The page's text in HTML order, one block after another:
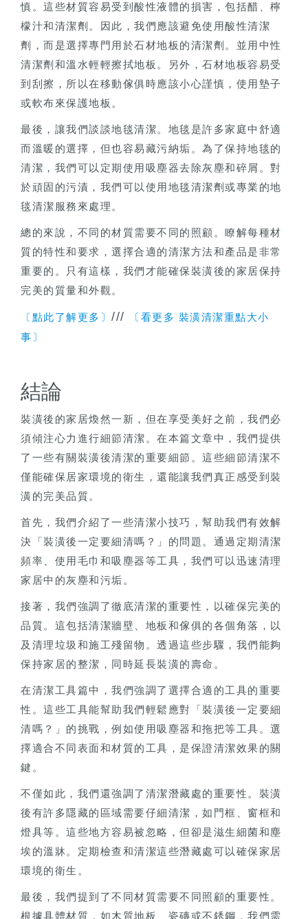
慎。這些材質容易受到酸性液體的損害，包括醋、檸
檬汁和清潔劑。因此，我們應該避免使用酸性清潔
劑，而是選擇專門用於石材地板的清潔劑。並用中性
清潔劑和溫水輕輕擦拭地板。另外，石材地板容易受
到刮擦，所以在移動傢俱時應該小心謹慎，使用墊子
或軟布來保護地板。
最後，讓我們談談地毯清潔。地毯是許多家庭中舒適
而溫暖的選擇，但也容易藏污納垢。為了保持地毯的
清潔，我們可以定期使用吸塵器去除灰塵和碎屑。對
於頑固的污漬，我們可以使用地毯清潔劑或專業的地
毯清潔服務來處理。
總的來說，不同的材質需要不同的照顧。瞭解每種材
質的特性和要求，選擇合適的清潔方法和產品是非常
重要的。只有這樣，我們才能確保裝潢後的家居保持
完美的質量和外觀。
〔點此了解更多〕 ///
〔看更多 裝潢清潔重點大小
事〕
結論
裝潢後的家居煥然一新，但在享受美好之前，我們必
須傾注心力進行細節清潔。在本篇文章中，我們提供
了一些有關裝潢後清潔的重要細節。這些細節清潔不
僅能確保居家環境的衛生，還能讓我們真正感受到裝
潢的完美品質。
首先，我們介紹了一些清潔小技巧，幫助我們有效解
決「裝潢後一定要細清嗎？」的問題。通過定期清潔
頻率、使用毛巾和吸塵器等工具，我們可以迅速清理
家居中的灰塵和污垢。
接著，我們強調了徹底清潔的重要性，以確保完美的
品質。這包括清潔牆壁、地板和傢俱的各個角落，以
及清理垃圾和施工殘留物。透過這些步驟，我們能夠
保持家居的整潔，同時延長裝潢的壽命。
在清潔工具篇中，我們強調了選擇合適的工具的重要
性。這些工具能幫助我們輕鬆應對「裝潢後一定要細
清嗎？」的挑戰，例如使用吸塵器和拖把等工具。選
擇適合不同表面和材質的工具，是保證清潔效果的關
鍵。
不僅如此，我們還強調了清潔潛藏處的重要性。裝潢
後有許多隱藏的區域需要仔細清潔，如門框、窗框和
燈具等。這些地方容易被忽略，但卻是滋生細菌和塵
埃的溫牀。定期檢查和清潔這些潛藏處可以確保家居
環境的衛生。
最後，我們提到了不同材質需要不同照顧的重要性。
根據具體材質，如木質地板、瓷磚或不銹鋼，我們需